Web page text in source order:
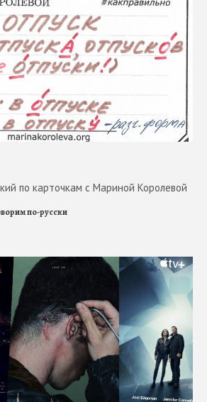
по карточкам с Мариной Королевой
по-русски